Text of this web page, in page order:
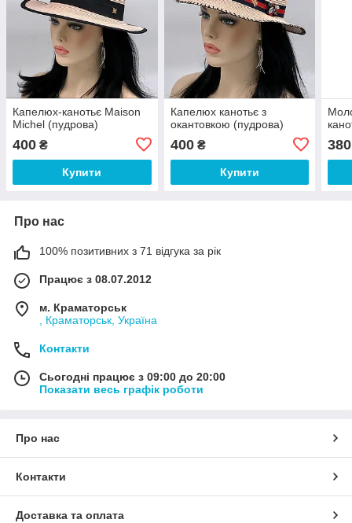
Капелюх-канотьє Maison
Michel (пудрова)
400 ₴
Купити
Капелюх канотьє з
окантовкою (пудрова)
400₴
Купити
380
Про нас
100% позитивних з 71 відгука за рік
Працює з 08.07.2012
м. Краматорськ
, Краматорськ, Україна
Контакти
Сьогодні працює з 09:00 до 20:00
Показати весь графік роботи
Про нас
Контакти
Доставка та оплата